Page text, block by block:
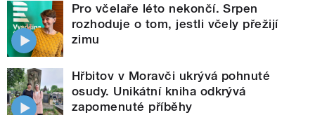
Pro včelaře léto nekončí. Srpen
rozhoduje o tom, jestli včely přežijí
zimu
Hřbitov v Moravči ukrývá pohnuté
osudy. Unikátní kniha odkrývá
zapomenuté příběhy